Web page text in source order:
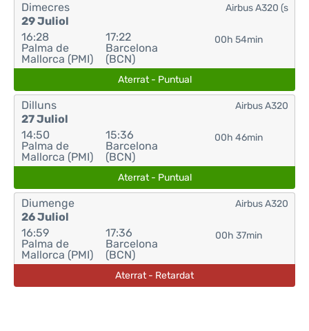
Dimecres
29 Juliol
16:28
Palma de
Mallorca (PMI)
17:22
Barcelona
(BCN)
00h 54min
Airbus A320 (s
Aterrat - Puntual
Dilluns
27 Juliol
14:50
Palma de
Mallorca (PMI)
15:36
Barcelona
(BCN)
00h 46min
Airbus A320
Aterrat - Puntual
Diumenge
26 Juliol
16:59
Palma de
Mallorca (PMI)
17:36
Barcelona
(BCN)
00h 37min
Airbus A320
Aterrat - Retardat